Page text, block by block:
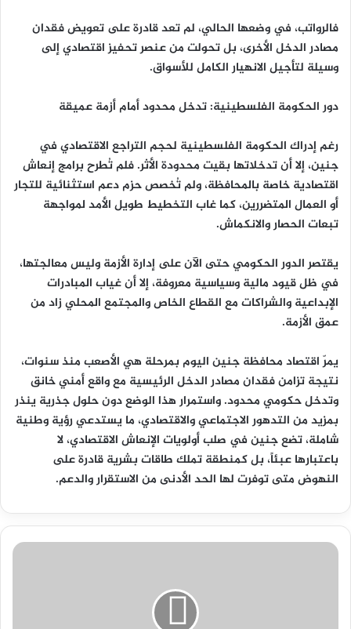
فالرواتب، في وضعها الحالي، لم تعد قادرة على تعويض فقدان
مصادر الدخل الأخرى، بل تحولت من عنصر تحفيز اقتصادي إلى
وسيلة لتأجيل الانهيار الكامل للأسواق.
دور الحكومة الفلسطينية: تدخل محدود أمام أزمة عميقة
رغم إدراك الحكومة الفلسطينية لحجم التراجع الاقتصادي في
جنين، إلا أن تدخلاتها بقيت محدودة الأثر. فلم تُطرح برامج إنعاش
اقتصادية خاصة بالمحافظة، ولم تُخصص حزم دعم استثنائية للتجار
أو العمال المتضررين، كما غاب التخطيط طويل الأمد لمواجهة
تبعات الحصار والانكماش.
يقتصر الدور الحكومي حتى الآن على إدارة الأزمة وليس معالجتها،
في ظل قيود مالية وسياسية معروفة، إلا أن غياب المبادرات
الإبداعية والشراكات مع القطاع الخاص والمجتمع المحلي زاد من
عمق الأزمة.
يمرّ اقتصاد محافظة جنين اليوم بمرحلة هي الأصعب منذ سنوات،
نتيجة تزامن فقدان مصادر الدخل الرئيسية مع واقع أمني خانق
وتدخل حكومي محدود. واستمرار هذا الوضع دون حلول جذرية ينذر
بمزيد من التدهور الاجتماعي والاقتصادي، ما يستدعي رؤية وطنية
شاملة، تضع جنين في صلب أولويات الإنعاش الاقتصادي، لا
باعتبارها عبئاً، بل كمنطقة تملك طاقات بشرية قادرة على
النهوض متى توفرت لها الحد الأدنى من الاستقرار والدعم.
إسرائيل: